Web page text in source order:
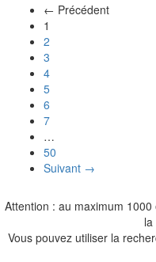
← Précédent
1
2
3
4
5
6
7
…
50
Suivant →
Attention : au maximum
Vous pouvez utiliser la